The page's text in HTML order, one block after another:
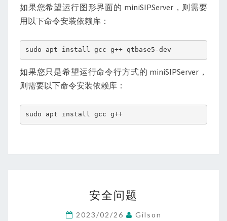
如果您希望运行图形界面的 miniSIPServer，则需要
用以下命令安装依赖库：
sudo apt install gcc g++ qtbase5-dev
如果您只是希望运行命令行方式的 miniSIPServer，
则需要以下命令安装依赖库：
sudo apt install gcc g++
全
问
安全问题
2023/02/26 Gilson